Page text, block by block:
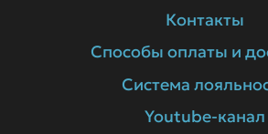
Контакты
Способы оплаты и
Система
Youtube-канал